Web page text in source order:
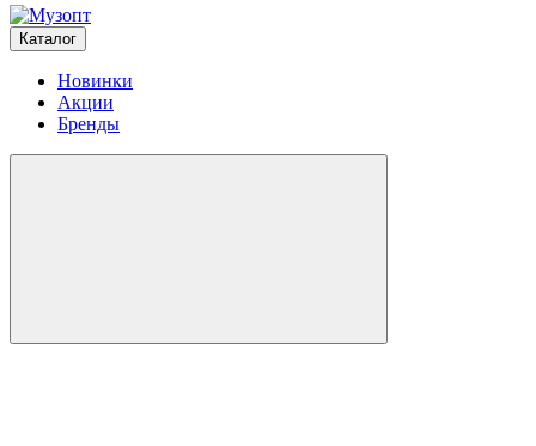
Каталог
Новинки
Акции
Бренды